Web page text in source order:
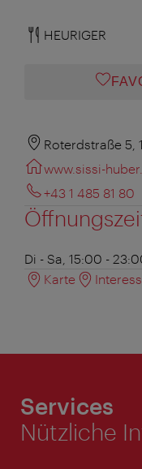
HEURIGER
Roterdstraße 5,
www.sissi-
+43 1 485 81 80
Di - Sa, 15:00 -
Karte
Services
Nützliche